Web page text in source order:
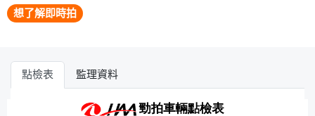
想了解即時拍
點檢表 監理資料